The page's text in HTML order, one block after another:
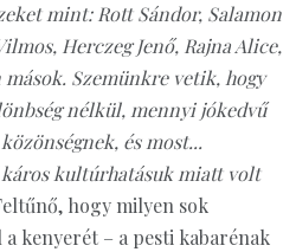
mint: Rott Sándor, Salamon
Herczeg Jenő, Rajna Alice,
Szemünkre vetik, hogy
nélkül, mennyi jókedvű
és most...
kultúrhatásuk miatt volt
hogy milyen sok
kenyerét – a pesti kabarénak